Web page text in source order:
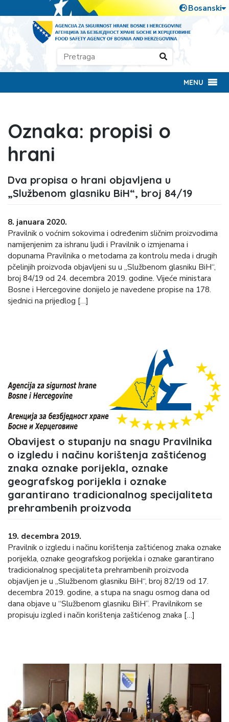
MENU
Oznaka: propisi o
hrani
Dva propisa o hrani objavljena u
„Službenom glasniku BiH“, broj 84/19
8. januara 2020.
Pravilnik o voćnim sokovima i određenim sličnim proizvodima
namijenjenim za ishranu ljudi i Pravilnik o izmjenama i
dopunama Pravilnika o metodama za kontrolu meda i drugih
pčelinjih proizvoda objavljeni su u „Službenom glasniku BiH“,
broj 84/19 od 24. decembra 2019. godine. Vijeće ministara
Bosne i Hercegovine donijelo je navedene propise na 178.
sjednici na prijedlog […]
Obavijest o stupanju na snagu Pravilnika
o izgledu i načinu korištenja zaštićenog
znaka oznake porijekla, oznake
geografskog porijekla i oznake
garantirano tradicionalnog specijaliteta
prehrambenih proizvoda
19. decembra 2019.
Pravilnik o izgledu i načinu korištenja zaštićenog znaka oznake
porijekla, oznake geografskog porijekla i oznake garantirano
tradicionalnog specijaliteta prehrambenih proizvoda
objavljen je u „Službenom glasniku BiH“, broj 82/19 od 17.
decembra 2019. godine, a stupa na snagu osmog dana od
dana objave u “Službenom glasniku BiH”. Pravilnikom se
propisuju izgled i način korištenja zaštićenog znaka […]